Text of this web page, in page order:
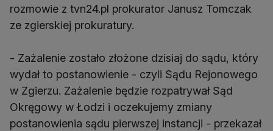
rozmowie z tvn24.pl prokurator Janusz Tomczak
ze zgierskiej prokuratury.
- Zażalenie zostało złożone dzisiaj do sądu, który
wydał to postanowienie - czyli Sądu Rejonowego
w Zgierzu. Zażalenie będzie rozpatrywał Sąd
Okręgowy w Łodzi i oczekujemy zmiany
postanowienia sądu pierwszej instancji - przekazał